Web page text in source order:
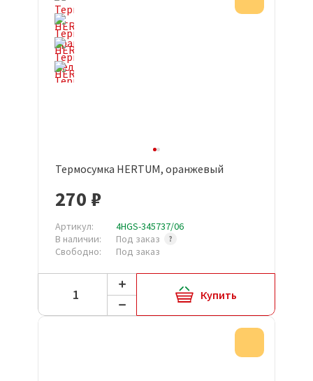
Термосумка HERTUM, оранжевый
270 ₽
Артикул:
4HGS-345737/06
В наличии:
Под заказ
Свободно:
Под заказ
Купить